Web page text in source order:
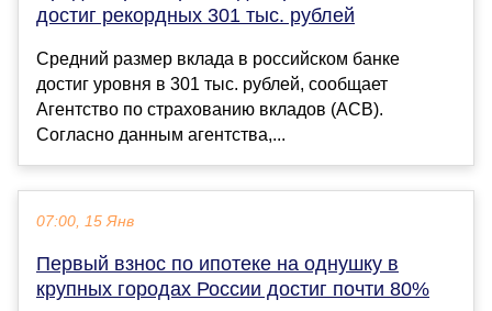
достиг рекордных 301 тыс. рублей
Средний размер вклада в российском банке
достиг уровня в 301 тыс. рублей, сообщает
Агентство по страхованию вкладов (АСВ).
Согласно данным агентства,...
07:00, 15 Янв
Первый взнос по ипотеке на однушку в
крупных городах России достиг почти 80%